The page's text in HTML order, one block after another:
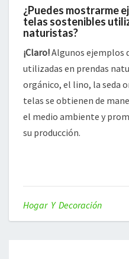
¿Puedes mostrarme
telas sostenibles
naturistas?
¡Claro!Algunos ejemplos
utilizadas en prendas
orgánico, el lino, la seda
telas se obtienen de
el medio ambiente y
su producción.
Hogar Y Decoración